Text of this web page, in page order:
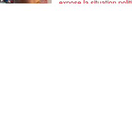
expose la situation